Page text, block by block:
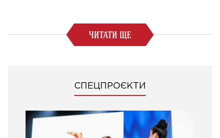
ЧИТАТИ ЩЕ
СПЕЦПРОЄКТИ